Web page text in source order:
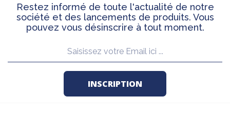
Restez informé de toute l'actualité de notre
société et des lancements de produits. Vous
pouvez vous désinscrire à tout moment.